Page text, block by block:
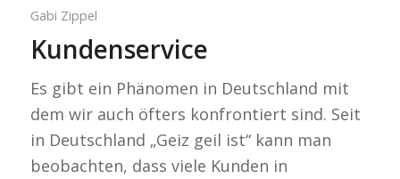
Gabi Zippel
Kundenservice
Es gibt ein Phänomen in Deutschland mit
dem wir auch öfters konfrontiert sind. Seit
in Deutschland „Geiz geil ist“ kann man
beobachten, dass viele Kunden in